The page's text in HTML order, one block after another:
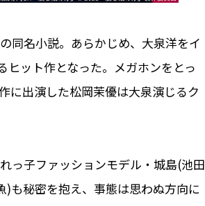
同名小説。あらかじめ、大泉洋をイ
ット作となった。メガホンをとっ
に出演した松岡茉優は大泉演じるク
っ子ファッションモデル・城島(池田
も秘密を抱え、事態は思わぬ方向に